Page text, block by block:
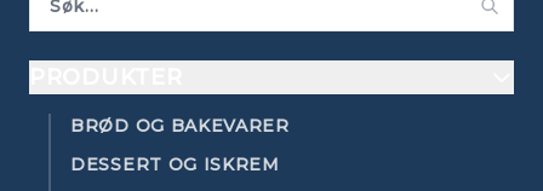
BRØD OG BAKEVARER
DESSERT OG ISKREM